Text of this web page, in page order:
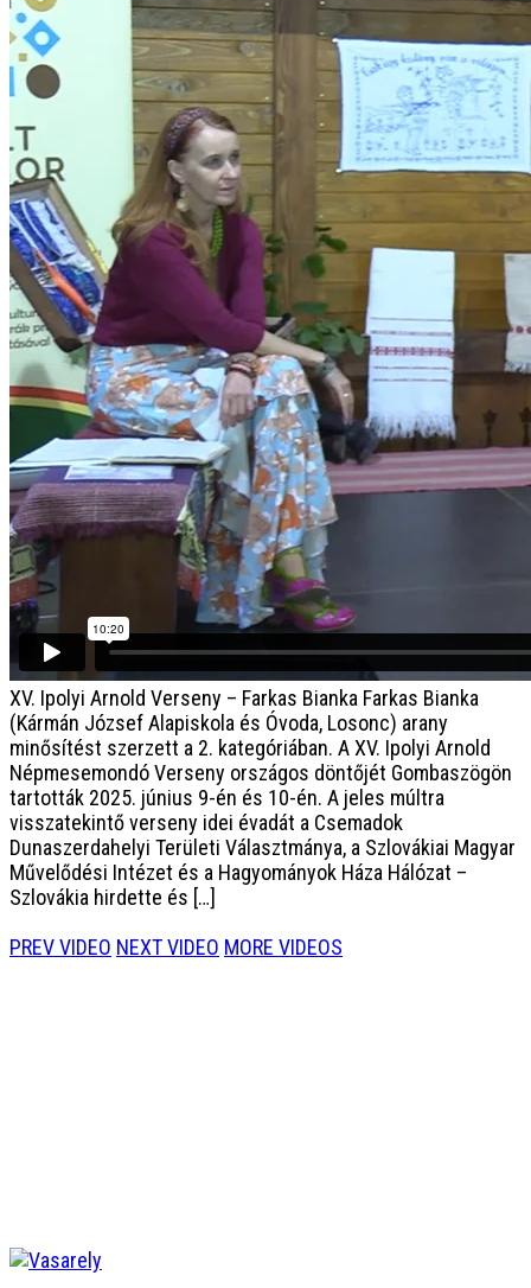
XV. Ipolyi Arnold Verseny – Farkas Bianka Farkas Bianka
(Kármán József Alapiskola és Óvoda, Losonc) arany
minősítést szerzett a 2. kategóriában. A XV. Ipolyi Arnold
Népmesemondó Verseny országos döntőjét Gombaszögön
tartották 2025. június 9-én és 10-én. A jeles múltra
visszatekintő verseny idei évadát a Csemadok
Dunaszerdahelyi Területi Választmánya, a Szlovákiai Magyar
Művelődési Intézet és a Hagyományok Háza Hálózat –
Szlovákia hirdette és […]
PREV VIDEO NEXT VIDEO MORE VIDEOS